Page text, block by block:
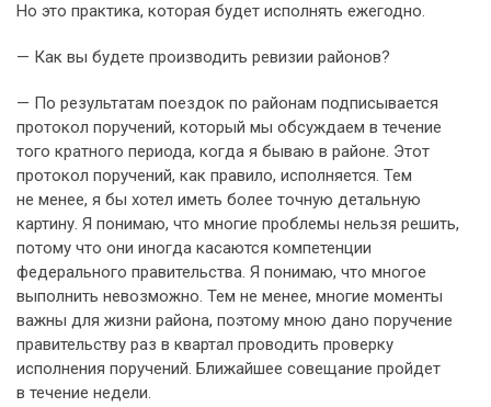
Но это практика, которая будет исполнять ежегодно.
— Как вы будете производить ревизии районов?
— По результатам поездок по районам подписывается
протокол поручений, который мы обсуждаем в течение
того кратного периода, когда я бываю в районе. Этот
протокол поручений, как правило, исполняется. Тем
не менее, я бы хотел иметь более точную детальную
картину. Я понимаю, что многие проблемы нельзя решить,
потому что они иногда касаются компетенции
федерального правительства. Я понимаю, что многое
выполнить невозможно. Тем не менее, многие моменты
важны для жизни района, поэтому мною дано поручение
правительству раз в квартал проводить проверку
исполнения поручений. Ближайшее совещание пройдет
в течение недели.